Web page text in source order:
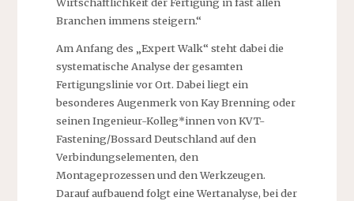
Branchen immens steigern.“
Am Anfang des „Expert Walk“ steht dabei die
systematische Analyse der gesamten
Fertigungslinie vor Ort. Dabei liegt ein
besonderes Augenmerk von Kay Brenning oder
seinen Ingenieur-Kolleg*innen von KVT-
Fastening/Bossard Deutschland auf den
Verbindungselementen, den
Montageprozessen und den Werkzeugen.
Darauf aufbauend folgt eine Wertanalyse, bei der